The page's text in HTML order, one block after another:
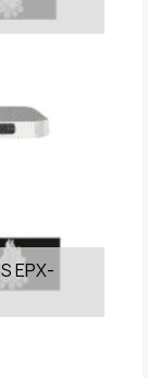
EPX-